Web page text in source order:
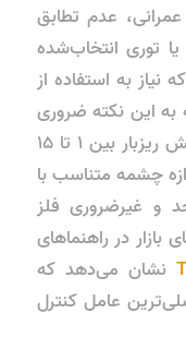
عدم تطابق
توری انتخاب‌شده
نیاز به استفاده از
به این نکته ضروری
است که **اندازه چشمه‌های توری مش ریزبار بین ۱ تا ۱۵
چشمه متناسب با
و غیرضروری فلز
در راهنماهای
نشان می‌دهد که
عامل کنترل